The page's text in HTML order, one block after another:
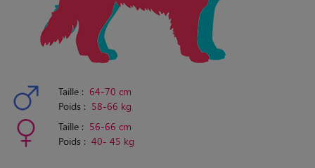
Taille : 64-70 cm
Poids : 58-66 kg
Taille : 56-66 cm
Poids : 40- 45 kg